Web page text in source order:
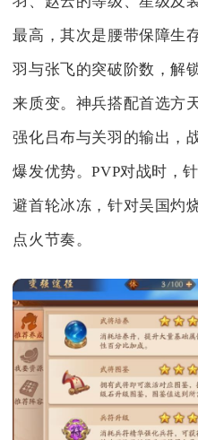
最高，其次是腰带保障生
羽与张飞的突破阶数，解
来质变。神兵搭配首选方
强化吕布与关羽的输出，
爆发优势。PVP对战时，
避首轮冰冻，针对吴国灼
点火节奏。